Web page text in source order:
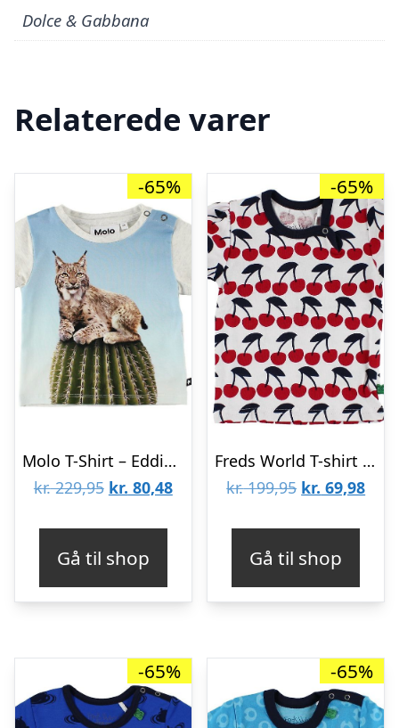
Dolce & Gabbana
Relaterede varer
-65%
Molo T-Shirt – Eddie – Cactus Cat
kr.229,95 Den
var:
kr. 229,95.
kr. 80,48Den
kr. 80,48.
Gå til shop
-65%
Freds World T-shirt – Hvid m. Kirsebær
kr.199,95 Den
var:
kr. 199,95.
kr. 69,98Den
kr.
Gå til shop
-65% -65%